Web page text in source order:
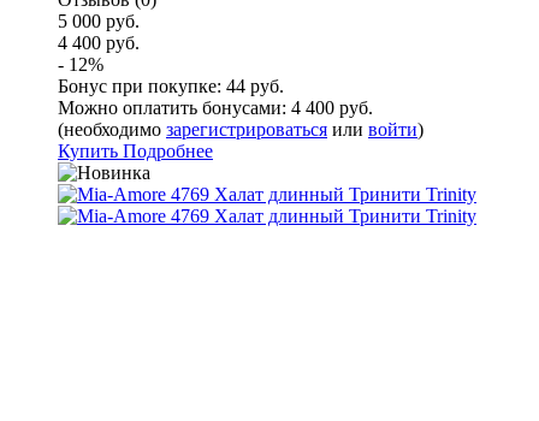
5 000 руб.
4 400 руб.
- 12%
Бонус при покупке: 44 руб.
Можно оплатить бонусами: 4 400 руб.
(необходимо зарегистрироваться или войти)
Купить Подробнее